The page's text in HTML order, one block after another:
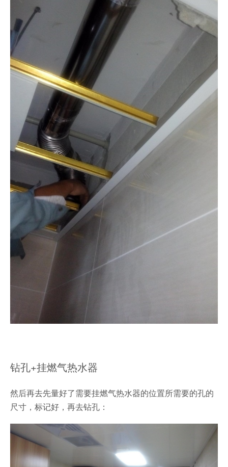
钻孔+挂燃气热水器
然后再去先量好了需要挂燃气热水器的位置所需要的孔的
尺寸，标记好，再去钻孔：